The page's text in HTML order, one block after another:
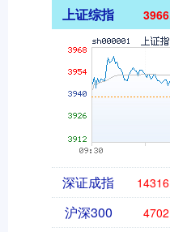
上证综指
深证成指
沪深300